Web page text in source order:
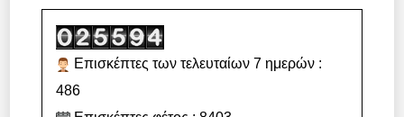
Επισκέπτες των τελευταίων 7 ημερών :
486